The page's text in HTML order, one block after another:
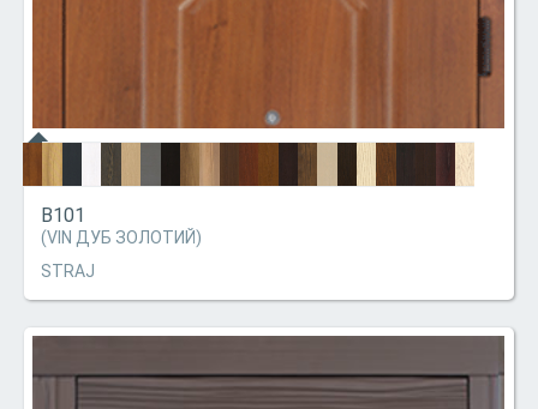
В101
(VIN ДУБ ЗОЛОТИЙ)
STRAJ